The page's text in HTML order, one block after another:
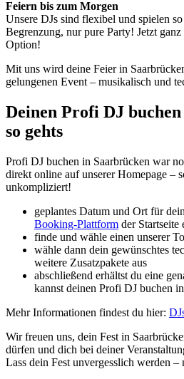
Feiern bis zum Morgen
Unsere DJs sind flexibel und spielen
Begrenzung, nur pure Party! Jetzt
Option!
Mit uns wird deine Feier in
gelungenen Event – musikalisch und
Deinen Profi DJ
so gehts
Profi DJ buchen in Saarbrücken war
direkt online auf unserer Homepage –
unkompliziert!
geplantes Datum und Ort für
Booking-Plattform der Startseite
finde und wähle einen unserer
wähle dann dein gewünschtes
weitere Zusatzpakete aus
abschließend erhältst du eine
kannst deinen Profi DJ buchen
Mehr Informationen findest du hier:
Wir freuen uns, dein Fest in
dürfen und dich bei deiner
Lass dein Fest unvergesslich werden –